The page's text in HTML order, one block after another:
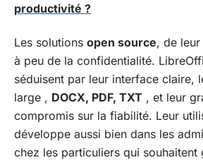
productivité ?
Les solutions open source, de
à peu de la confidentialité.
séduisent par leur interface claire,
large , DOCX, PDF, TXT , et leur
compromis sur la fiabilité. Leur
développe aussi bien dans les
chez les particuliers qui souhaitent